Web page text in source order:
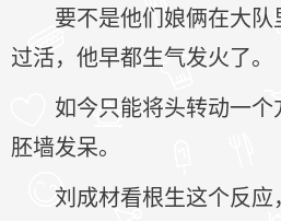
要不是他们娘俩在大
过活，他早都生气发火了。
如今只能将头转动一
胚墙发呆。
刘成材看根生这个反